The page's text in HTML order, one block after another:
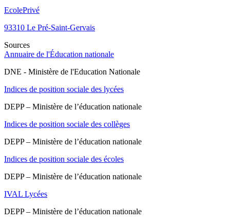
EcolePrivé
93310 Le Pré-Saint-Gervais
Sources
Annuaire de l'Éducation nationale
DNE - Ministère de l'Education Nationale
Indices de position sociale des lycées
DEPP – Ministère de l’éducation nationale
Indices de position sociale des collèges
DEPP – Ministère de l’éducation nationale
Indices de position sociale des écoles
DEPP – Ministère de l’éducation nationale
IVAL Lycées
DEPP – Ministère de l’éducation nationale